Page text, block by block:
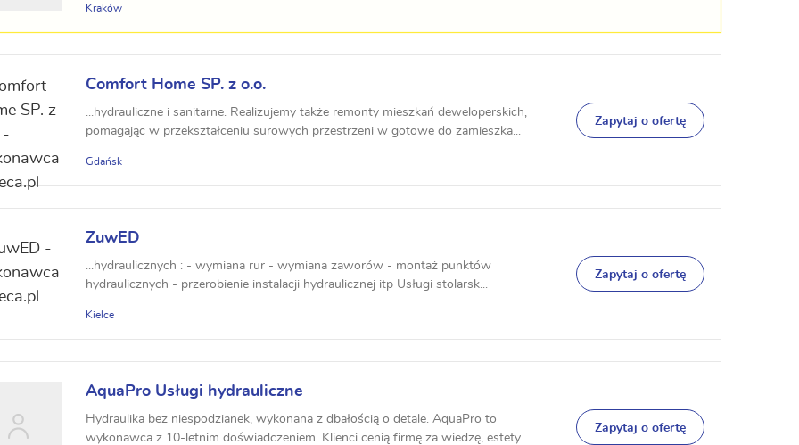
Kraków
Comfort Home SP. z o.o.
...hydrauliczne i sanitarne. Realizujemy także remonty mieszkań deweloperskich,
pomagając w przekształceniu surowych przestrzeni w gotowe do zamieszka...
Gdańsk
Zapytaj o ofertę
ZuwED
...hydraulicznych : - wymiana rur - wymiana zaworów - montaż punktów
hydraulicznych - przerobienie instalacji hydraulicznej itp Usługi stolarsk...
Kielce
Zapytaj o ofertę
AquaPro Usługi hydrauliczne
Hydraulika bez niespodzianek, wykonana z dbałością o detale. AquaPro to
wykonawca z 10-letnim doświadczeniem. Klienci cenią firmę za wiedzę, estety...
Zapytaj o ofertę